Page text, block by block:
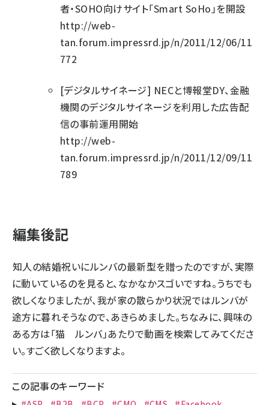
者・SOHO向けサイト「Smart SoHo」を開設
http://web-
tan.forum.impressrd.jp/n/2011/12/06/11
772
[デジタルサイネージ] NECと博報堂DY、金融
機関のデジタルサイネージを利用した広告配
信の事前運用開始
http://web-
tan.forum.impressrd.jp/n/2011/12/09/11
789
編集後記
知人の結婚祝いにルンバの最新型を贈ったのですが、実際
に動いているのを見ると、なかなかスゴいですね。うちでも
欲しくなりましたが、我が家の散らかり状況ではルンバが
途方に暮れそうなので、あきらめました。ちなみに、興味の
ある方は「猫 ルンバ」あたりで動画を検索してみてくださ
い。すごく欲しくなりますよ。
この記事のキーワード